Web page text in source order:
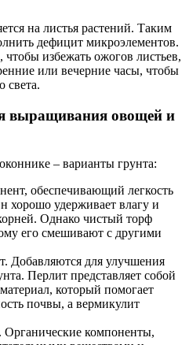
на листья растений. Таким
дефицит микроэлементов.
избежать ожогов листьев,
или вечерние часы, чтобы
света.
выращивания овощей и
– варианты грунта:
обеспечивающий легкость
хорошо удерживает влагу и
Однако чистый торф
его смешивают с другими
Добавляются для улучшения
Перлит представляет собой
который помогает
почвы, а вермикулит
компоненты,